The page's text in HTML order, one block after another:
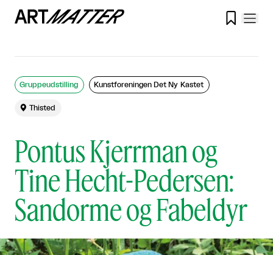

Pontus Kjerrman og
Tine Hecht-Pedersen:
Sandorme og Fabeldyr
Gruppeudstilling Kunstforeningen Det Ny Kastet
 Thisted